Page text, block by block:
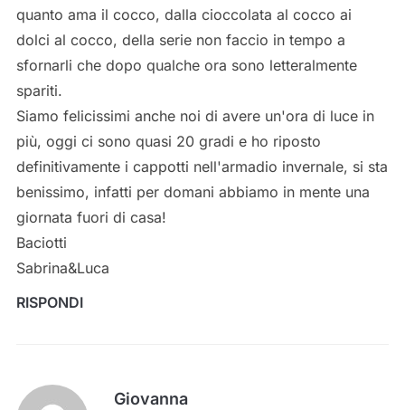
quanto ama il cocco, dalla cioccolata al cocco ai
dolci al cocco, della serie non faccio in tempo a
sfornarli che dopo qualche ora sono letteralmente
spariti.
Siamo felicissimi anche noi di avere un'ora di luce in
più, oggi ci sono quasi 20 gradi e ho riposto
definitivamente i cappotti nell'armadio invernale, si sta
benissimo, infatti per domani abbiamo in mente una
giornata fuori di casa!
Baciotti
Sabrina&Luca
RISPONDI
Giovanna